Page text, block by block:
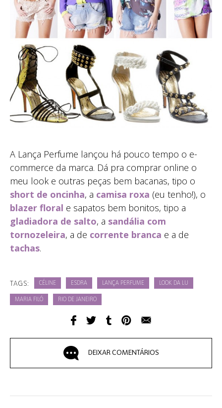
A Lança Perfume lançou há pouco tempo o e-
commerce da marca. Dá pra comprar online o
meu look e outras peças bem bacanas, tipo o
short de oncinha, a camisa roxa (eu tenho!), o
blazer floral e sapatos bem bonitos, tipo a
gladiadora de salto, a sandália com
tornozeleira, a de corrente branca e a de
tachas.
TAGS: CÉLINE ESDRA LANÇA PERFUME LOOK DA LU
MARIA FILÓ RIO DE JANEIRO
DEIXAR COMENTÁRIOS